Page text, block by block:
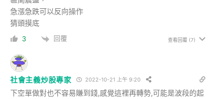
急漲急跌可以反向操作
猜頭摸底
3 回覆 查看回覆 (7)
社會主義炒股專家 2022-10-21 上午 9:20
下空單做對也不容易賺到錢,感覺這裡再轉勢,可能是波段的起